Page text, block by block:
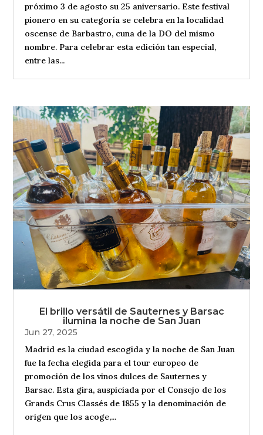
próximo 3 de agosto su 25 aniversario. Este festival
pionero en su categoría se celebra en la localidad
oscense de Barbastro, cuna de la DO del mismo
nombre. Para celebrar esta edición tan especial,
entre las...
El brillo versátil de Sauternes y Barsac
ilumina la noche de San Juan
Jun 27, 2025
Madrid es la ciudad escogida y la noche de San Juan
fue la fecha elegida para el tour europeo de
promoción de los vinos dulces de Sauternes y
Barsac. Esta gira, auspiciada por el Consejo de los
Grands Crus Classés de 1855 y la denominación de
origen que los acoge,...